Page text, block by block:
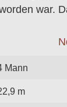
war.
Mann
m